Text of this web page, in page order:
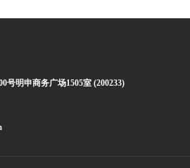
号明申商务广场1505室 (200233)